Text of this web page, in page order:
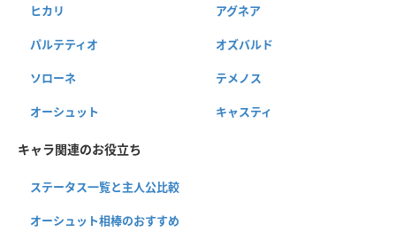
ヒカリ アグネア
パルテティオ オズバルド
ソローネ テメノス
オーシュット キャスティ
キャラ関連のお役立ち
ステータス一覧と主人公比較
オーシュット相棒のおすすめ